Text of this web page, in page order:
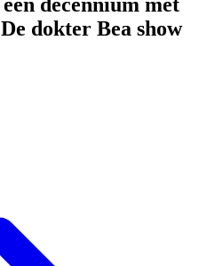
decennium met
dokter Bea show